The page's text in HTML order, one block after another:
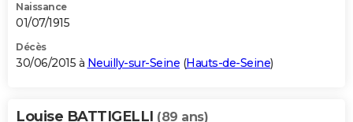
Naissance
01/07/1915
Décès
30/06/2015 à Neuilly-sur-Seine (Hauts-de-Seine)
Louise BATTIGELLI (89 ans)